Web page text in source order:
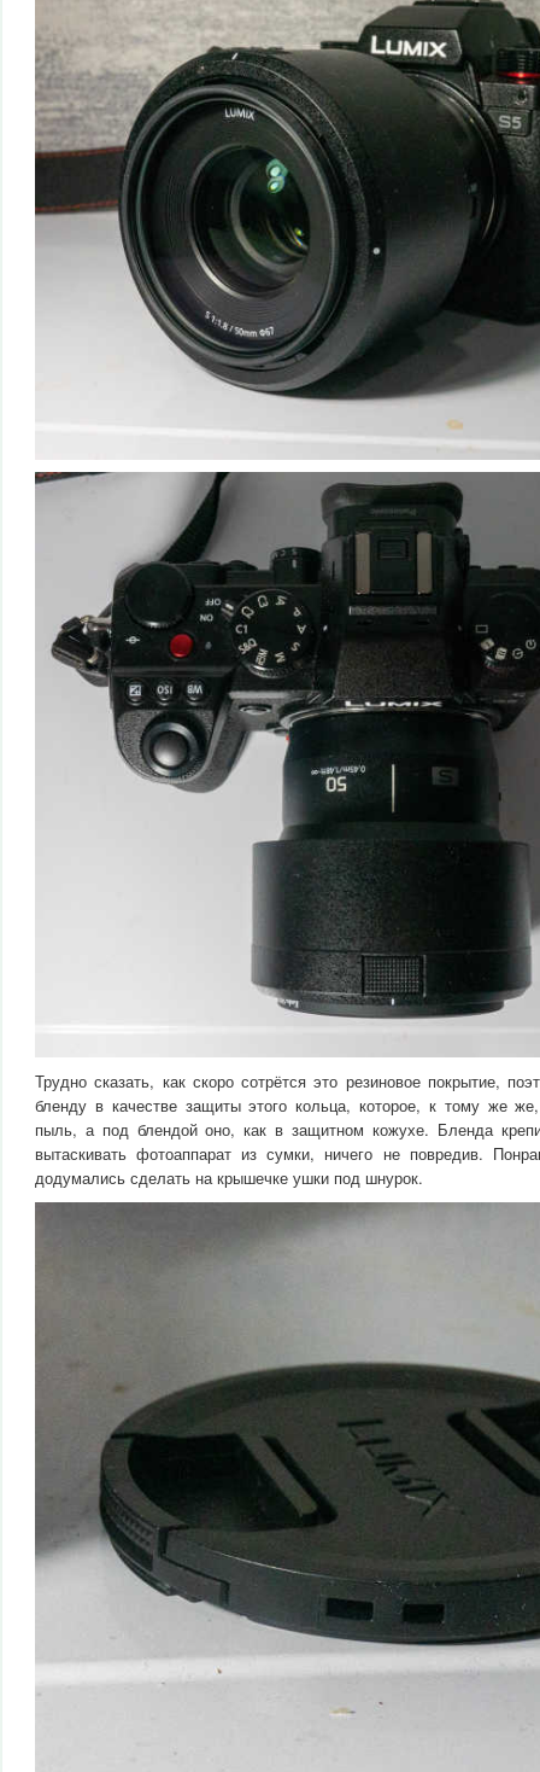
Трудно сказать, как скоро сотрётся это резиновое покрытие,
бленду в качестве защиты этого кольца, которое, к тому же
пыль, а под блендой оно, как в защитном кожухе. Бленда
вытаскивать фотоаппарат из сумки, ничего не повредив.
додумались сделать на крышечке ушки под шнурок.